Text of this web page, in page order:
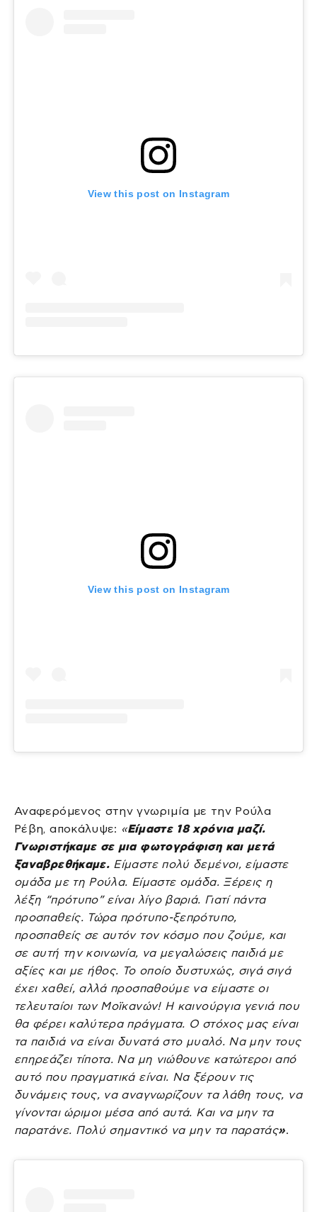
View this post on Instagram
View this post on Instagram
Αναφερόμενος στην γνωριμία με την Ρούλα
Ρέβη, αποκάλυψε: «Είμαστε 18 χρόνια μαζί.
Γνωριστήκαμε σε μια φωτογράφιση και μετά
ξαναβρεθήκαμε. Είμαστε πολύ δεμένοι, είμαστε
ομάδα με τη Ρούλα. Είμαστε ομάδα. Ξέρεις η
λέξη “πρότυπο” είναι λίγο βαριά. Γιατί πάντα
προσπαθείς. Τώρα πρότυπο-ξεπρότυπο,
προσπαθείς σε αυτόν τον κόσμο που ζούμε, και
σε αυτή την κοινωνία, να μεγαλώσεις παιδιά με
αξίες και με ήθος. Το οποίο δυστυχώς, σιγά σιγά
έχει χαθεί, αλλά προσπαθούμε να είμαστε οι
τελευταίοι των Μοϊκανών! Η καινούργια γενιά που
θα φέρει καλύτερα πράγματα. Ο στόχος μας είναι
τα παιδιά να είναι δυνατά στο μυαλό. Να μην τους
επηρεάζει τίποτα. Να μη νιώθουνε κατώτεροι από
αυτό που πραγματικά είναι. Να ξέρουν τις
δυνάμεις τους, να αναγνωρίζουν τα λάθη τους, να
γίνονται ώριμοι μέσα από αυτά. Και να μην τα
παρατάνε. Πολύ σημαντικό να μην τα παρατάς».